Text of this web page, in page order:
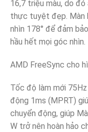
16,7 triệu màu, do
thực tuyệt đẹp. Màn
nhìn 178° để đảm
hầu hết mọi góc nhìn.
AMD FreeSync cho
Tốc độ làm mới 75Hz
động 1ms (MPRT)
chuyển động, giúp
W trở nên hoàn hảo